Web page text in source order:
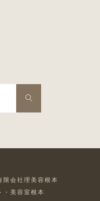
対
検
限会社理美容根本
・美容室根本